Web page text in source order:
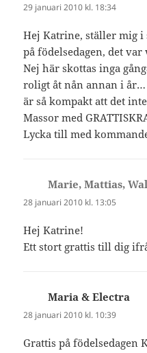
29 januari 2010 kl. 18:34
Hej Katrine, ställer mig i
på födelsedagen, det var
Nej här skottas inga
roligt åt nån annan i år…
är så kompakt att det
Massor med
Lycka till med
Marie, Mattias,
28 januari 2010 kl. 13:05
Hej Katrine!
Ett stort grattis till dig
Maria & Electra
28 januari 2010 kl. 10:39
Grattis på födelsedagen